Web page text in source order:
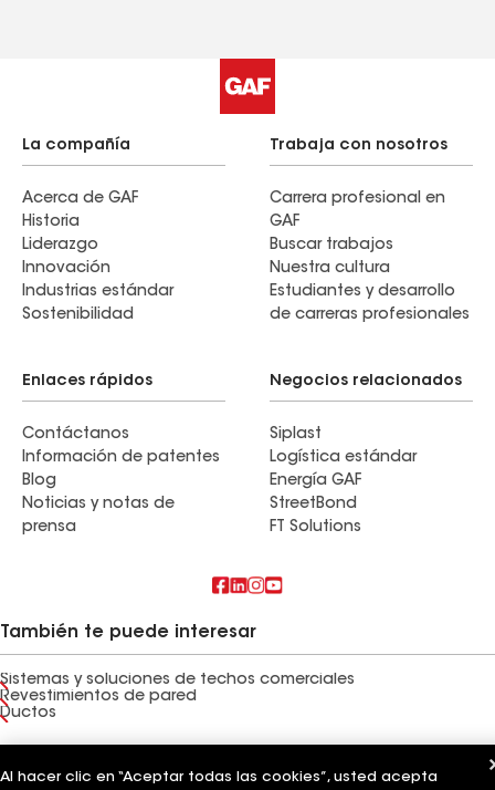
La compañía
Acerca de GAF
Historia
Liderazgo
Innovación
Industrias estándar
Sostenibilidad
Trabaja con nosotros
Carrera profesional en
GAF
Buscar trabajos
Nuestra cultura
Estudiantes y desarrollo
de carreras profesionales
Enlaces rápidos
Contáctanos
Información de patentes
Blog
Noticias y notas de
prensa
Negocios relacionados
Siplast
Logística estándar
Energía GAF
StreetBond
FT Solutions
También te puede interesar
Sistemas y soluciones de techos comerciales
Revestimientos de pared
Ductos
Aviso para los solicitantes Código de conducta para proveedores
Al hacer clic en “Aceptar todas las cookies”, usted acepta